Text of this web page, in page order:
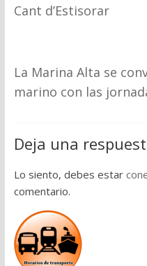
Cant d’Estisorar
La Marina Alta se
marino con las
Deja una
Lo siento, debes estar
comentario.